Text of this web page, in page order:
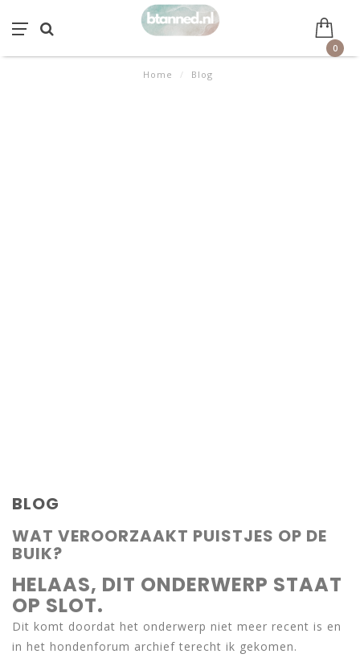
0
Home / Blog
BLOG
WAT VEROORZAAKT PUISTJES OP DE
BUIK?
HELAAS, DIT ONDERWERP STAAT
OP SLOT.
Dit komt doordat het onderwerp niet meer recent is en
in het hondenforum archief terecht ik gekomen.